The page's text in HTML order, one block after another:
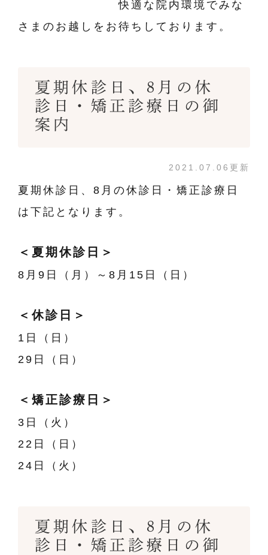
快適な院内環境でみな
さまのお越しをお待ちしております。
夏期休診日、8月の休
診日・矯正診療日の御
案内
2021.07.06更新
夏期休診日、8月の休診日・矯正診療日
は下記となります。
＜夏期休診日＞
8月9日（月）～8月15日（日）
＜休診日＞
1日（日）
29日（日）
＜矯正診療日＞
3日（火）
22日（日）
24日（火）
夏期休診日、8月の休
診日・矯正診療日の御